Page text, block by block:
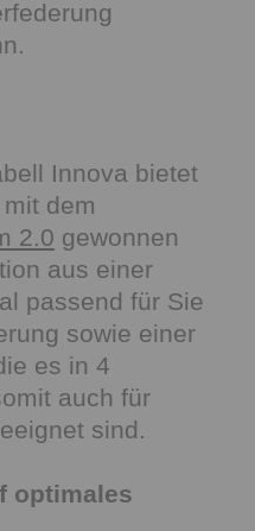
Innova bietet
dem
2.0 gewonnen
aus einer
passend für Sie
sowie einer
es in 4
auch für
sind.
optimales